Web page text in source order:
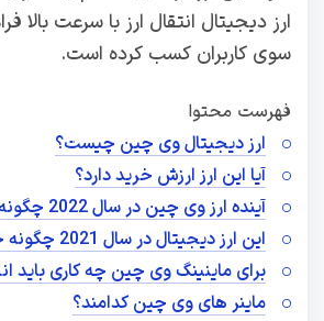
ارز دیجیتال انتقال ارز با سرعت
سوی کاربران کسب کرده است.
فهرست محتوا
ارز دیجیتال وی چین چیست؟
آیا این ارز ارزش خرید دارد؟
آینده ارز وی چین در سال 2022 چگونه پیش بینی می شود؟
این ارز دیجیتال در سال 2021 چگونه خود را نشان داد؟
برای ماینینگ وی چین چه کاری باید
ماینر های وی چین کدامند؟